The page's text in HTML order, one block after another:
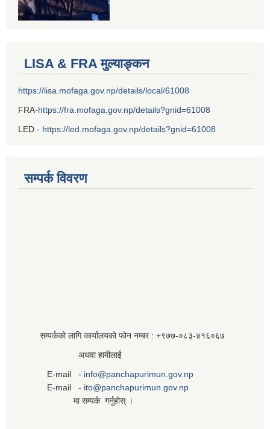
LISA & FRA मुल्याङ्कन
https://lisa.mofaga.gov.np/details/local/61008
FRA-https://fra.mofaga.gov.np/details?gnid=61008
LED - https://led.mofaga.gov.np/details?gnid=61008
सम्पर्क विवरण
सम्पर्कको लागि कार्यालयको फोन नम्बर : +९७७-०८३‍-४१६०६७
अथवा हामीलाई
E-mail - info@panchapurimun.gov.np
E-mail - ito@panchapurimun.gov.np
मा सम्पर्क गर्नुहोस् ।